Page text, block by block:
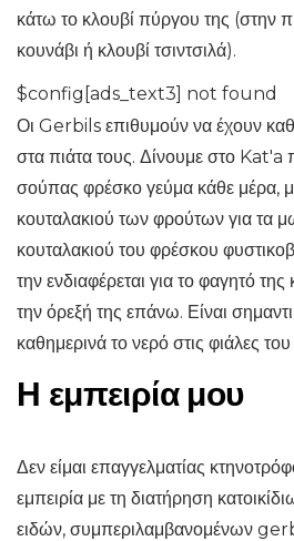
κάτω το κλουβί πύργου της (στην
κουνάβι ή κλουβί τσιντσιλά).
$config[ads_text3] not found
Οι Gerbils επιθυμούν να έχουν
στα πιάτα τους. Δίνουμε στο Kat'a
σούπας φρέσκο ​​γεύμα κάθε μέρα,
κουταλακιού των φρούτων για τα
κουταλακιού του φρέσκου
την ενδιαφέρεται για το φαγητό
την όρεξή της επάνω. Είναι
καθημερινά το νερό στις φιάλες
Η εμπειρία μου
Δεν είμαι επαγγελματίας
εμπειρία με τη διατήρηση
ειδών, συμπεριλαμβανομένων